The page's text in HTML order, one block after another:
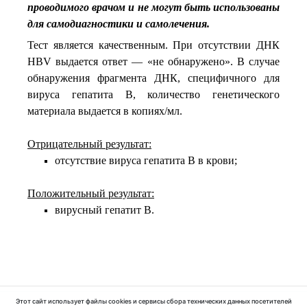
Этот сайт использует файлы cookies и сервисы сбора технических данных посетителей
проводимого врачом и не могут быть использованы
для самодиагностики и самолечения.
Тест является качественным. При отсутствии ДНК
HBV выдается ответ — «не обнаружено». В случае
обнаружения фрагмента ДНК, специфичного для
вируса гепатита В, количество генетического
материала выдается в копиях/мл.
Отрицательный результат:
отсутствие вируса гепатита В в крови;
Положительный результат:
вирусный гепатит В.